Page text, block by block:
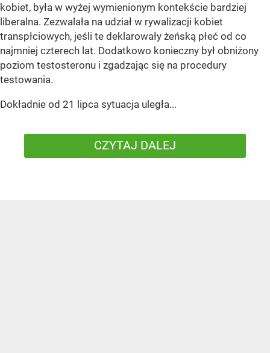
kobiet, była w wyżej wymienionym kontekście bardziej
liberalna. Zezwalała na udział w rywalizacji kobiet
transpłciowych, jeśli te deklarowały żeńską płeć od co
najmniej czterech lat. Dodatkowo konieczny był obniżony
poziom testosteronu i zgadzając się na procedury
testowania.
Dokładnie od 21 lipca sytuacja uległa...
CZYTAJ DALEJ